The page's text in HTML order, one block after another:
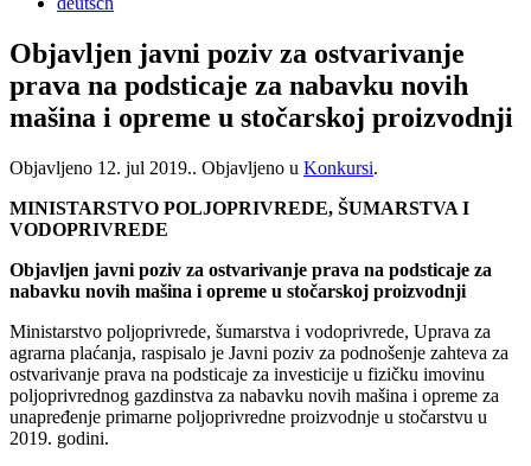
Objavljen javni poziv za ostvarivanje
prava na podsticaje za nabavku novih
mašina i opreme u stočarskoj proizvodnji
Objavljeno 12. jul 2019.. Objavljeno u Konkursi.
MINISTARSTVO POLJOPRIVREDE, ŠUMARSTVA I
VODOPRIVREDE
Objavljen javni poziv za ostvarivanje prava na podsticaje za
nabavku novih mašina i opreme u stočarskoj proizvodnji
Ministarstvo poljoprivrede, šumarstva i vodoprivrede, Uprava za
agrarna plaćanja, raspisalo je Javni poziv za podnošenje zahteva za
ostvarivanje prava na podsticaje za investicije u fizičku imovinu
poljoprivrednog gazdinstva za nabavku novih mašina i opreme za
unapređenje primarne poljoprivredne proizvodnje u stočarstvu u
2019. godini.